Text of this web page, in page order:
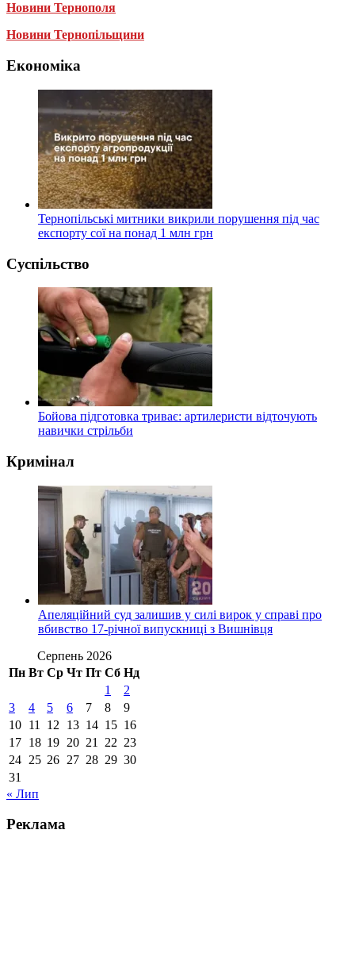
Новини Тернополя
Новини Тернопільщини
Економіка
Тернопільські митники викрили порушення під час
експорту сої на понад 1 млн грн
Суспільство
Бойова підготовка триває: артилеристи відточують
навички стрільби
Кримінал
Апеляційний суд залишив у силі вирок у справі про
вбивство 17-річної випускниці з Вишнівця
Серпень 2026
Пн Вт Ср Чт Пт Сб Нд
1
2
3
4 5 6 7 8
9
10 11 12 13 14 15 16
17 18 19 20 21 22 23
24 25 26 27 28 29 30
31
« Лип
Реклама